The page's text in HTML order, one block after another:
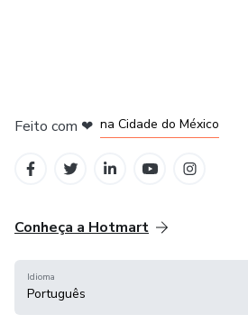
Feito com ❤ na Cidade do México
Conheça a Hotmart
Idioma
Português